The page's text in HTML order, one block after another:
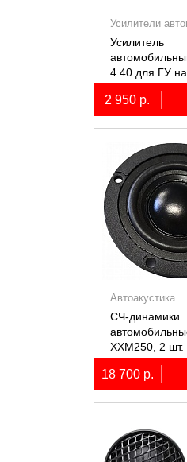
Усилители
Усилитель
4.40 для ГУ
2 950 р.
Автоакустика
СЧ-динамики
XXM250, 2 шт.
18 700 р.